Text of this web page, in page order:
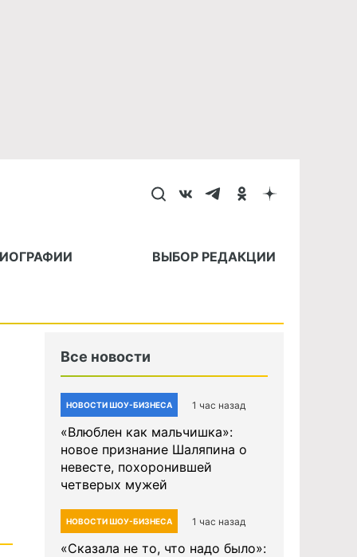
ВЫБОР РЕДАКЦИИ
Все новости
НОВОСТИ ШОУ-БИЗНЕСА 1 час назад
«Влюблен как мальчишка»:
новое признание Шаляпина о
невесте, похоронившей
четверых мужей
НОВОСТИ ШОУ-БИЗНЕСА 1 час назад
«Сказала не то, что надо было»: